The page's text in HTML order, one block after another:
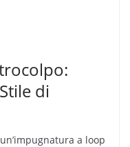
di
a loop